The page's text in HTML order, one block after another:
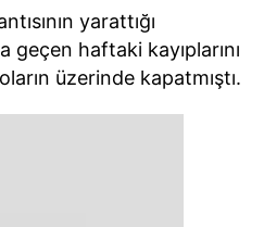
yarattığı
geçen haftaki kayıplarını
üzerinde kapatmıştı.